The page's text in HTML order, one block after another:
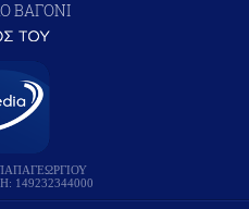
ΒΑΓΟΝΙ
149232344000